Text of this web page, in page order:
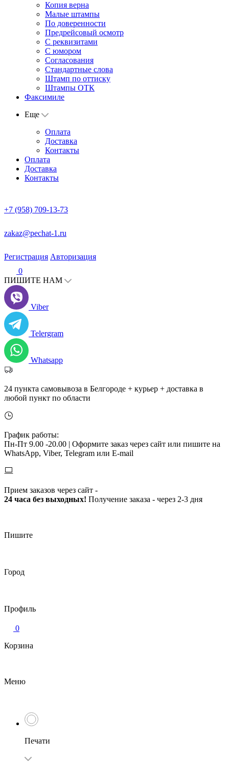
Копия верна
Малые штампы
По доверенности
Предрейсовый осмотр
С реквизитами
С юмором
Согласования
Стандартные слова
Штамп по оттиску
Штампы ОТК
Факсимиле
Еще
Оплата
Доставка
Контакты
Оплата
Доставка
Контакты
+7 (958) 709-13-73
zakaz@pechat-1.ru
Регистрация Авторизация
0
ПИШИТЕ НАМ
Viber
Telergram
Whatsapp
24 пункта самовывоза в Белгороде + курьер + доставка в
любой пункт по области
График работы:
Пн-Пт 9.00 -20.00 | Оформите заказ через сайт или пишите на
WhatsApp, Viber, Telegram или E-mail
Прием заказов через сайт -
24 часа без выходных! Получение заказа - через 2-3 дня
Пишите
Город
Профиль
0
Корзина
Меню
Печати